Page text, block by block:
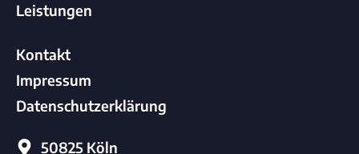
Leistungen
Kontakt
Impressum
Datenschutzerklärung
50825 Köln